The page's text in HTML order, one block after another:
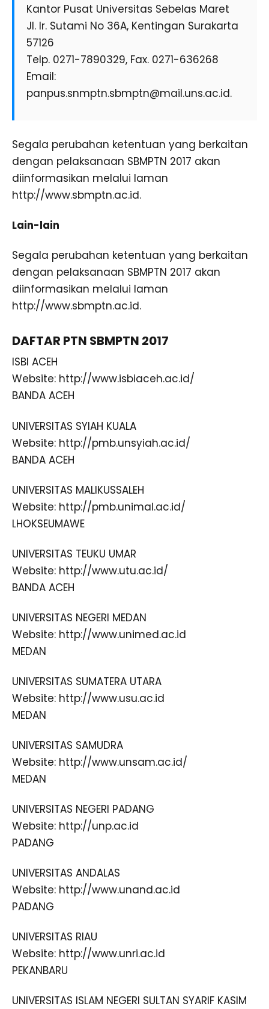
Kantor Pusat Universitas Sebelas Maret
Jl. Ir. Sutami No 36A, Kentingan Surakarta
57126
Telp. 0271-7890329, Fax. 0271-636268
Email:
panpus.snmptn.sbmptn@mail.uns.ac.id.
Segala perubahan ketentuan yang berkaitan
dengan pelaksanaan SBMPTN 2017 akan
diinformasikan melalui laman
http://www.sbmptn.ac.id.
Lain-lain
Segala perubahan ketentuan yang berkaitan
dengan pelaksanaan SBMPTN 2017 akan
diinformasikan melalui laman
http://www.sbmptn.ac.id.
DAFTAR PTN SBMPTN 2017
ISBI ACEH
Website: http://www.isbiaceh.ac.id/
BANDA ACEH
UNIVERSITAS SYIAH KUALA
Website: http://pmb.unsyiah.ac.id/
BANDA ACEH
UNIVERSITAS MALIKUSSALEH
Website: http://pmb.unimal.ac.id/
LHOKSEUMAWE
UNIVERSITAS TEUKU UMAR
Website: http://www.utu.ac.id/
BANDA ACEH
UNIVERSITAS NEGERI MEDAN
Website: http://www.unimed.ac.id
MEDAN
UNIVERSITAS SUMATERA UTARA
Website: http://www.usu.ac.id
MEDAN
UNIVERSITAS SAMUDRA
Website: http://www.unsam.ac.id/
MEDAN
UNIVERSITAS NEGERI PADANG
Website: http://unp.ac.id
PADANG
UNIVERSITAS ANDALAS
Website: http://www.unand.ac.id
PADANG
UNIVERSITAS RIAU
Website: http://www.unri.ac.id
PEKANBARU
UNIVERSITAS ISLAM NEGERI SULTAN SYARIF KASIM